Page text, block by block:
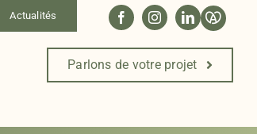
Actualités
Parlons de votre projet